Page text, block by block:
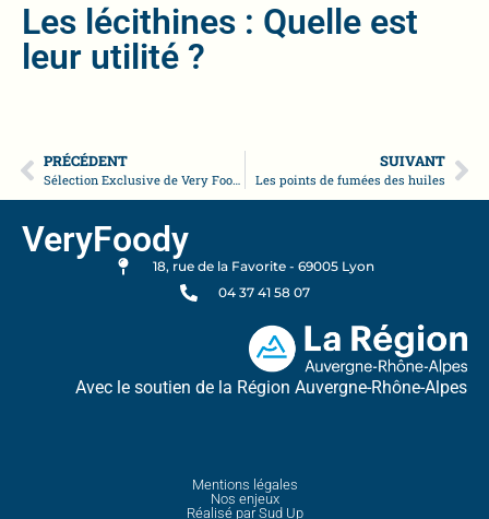
Les lécithines : Quelle est
leur utilité ?
PRÉCÉDENT
Sélection Exclusive de Very Foody : Découvrez nos Ingrédients Phares
SUIVANT
Les points de fumées des huiles
VeryFoody
18, rue de la Favorite - 69005 Lyon
04 37 41 58 07
Avec le soutien de la Région Auvergne-Rhône-Alpes
Mentions légales
Nos enjeux
Réalisé par Sud Up